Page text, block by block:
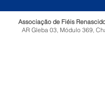
Associação de Fiéis
AR Gleba 03, Módulo 369,